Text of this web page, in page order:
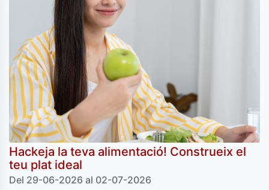
Hackeja la teva alimentació! Construeix el
teu plat ideal
Del 29-06-2026 al 02-07-2026